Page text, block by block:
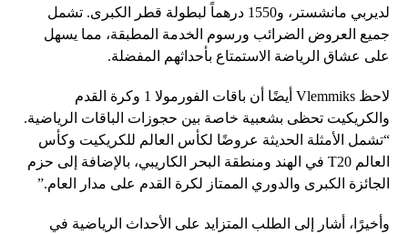
لديربي مانشستر، و1550 درهماً لبطولة قطر الكبرى. تشمل
جميع العروض الضرائب ورسوم الخدمة المطبقة، مما يسهل
على عشاق الرياضة الاستمتاع بأحداثهم المفضلة.
لاحظ Vlemmiks أيضًا أن باقات الفورمولا 1 وكرة القدم
والكريكيت تحظى بشعبية خاصة بين حجوزات الباقات الرياضية.
“تشمل الأمثلة الحديثة عروضًا لكأس العالم للكريكيت وكأس
العالم T20 في الهند ومنطقة البحر الكاريبي، بالإضافة إلى حزم
الجائزة الكبرى والدوري الممتاز لكرة القدم على مدار العام.”
وأخيرًا، أشار إلى الطلب المتزايد على الأحداث الرياضية في